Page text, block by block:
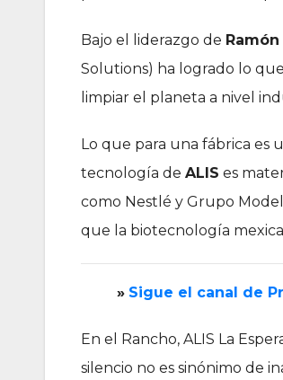
Bajo el liderazgo de
Solutions) ha logrado lo
limpiar el planeta a nivel
Lo que para una fábrica es
tecnología de ALIS es
como Nestlé y Grupo
que la biotecnología
» ‎Sigue el canal de
En el Rancho, ALIS La
silencio no es sinónimo de